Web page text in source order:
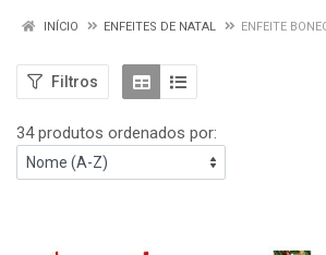
INÍCIO ENFEITES DE NATAL ENFEITE
Filtros
34 produtos ordenados por: